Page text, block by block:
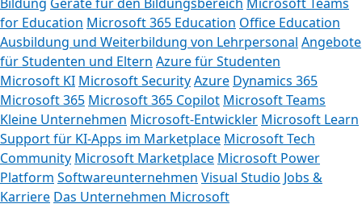
for Education Microsoft 365 Education Office Education
Ausbildung und Weiterbildung von Lehrpersonal Angebote
für Studenten und Eltern Azure für Studenten
Microsoft KI Microsoft SecurityAzure Dynamics 365
Microsoft 365 Microsoft 365 Copilot Microsoft Teams
Kleine Unternehmen Microsoft-Entwickler Microsoft Learn
Support für KI-Apps im Marketplace Microsoft Tech
Community Microsoft Marketplace Microsoft Power
Platform Softwareunternehmen Visual Studio Jobs &
Karriere Das Unternehmen Microsoft